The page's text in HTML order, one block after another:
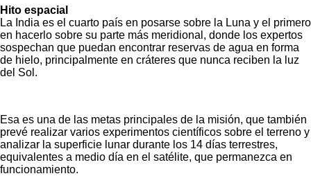
Hito espacial
La India es el cuarto país en posarse sobre la Luna y el primero
en hacerlo sobre su parte más meridional, donde los expertos
sospechan que puedan encontrar reservas de agua en forma
de hielo, principalmente en cráteres que nunca reciben la luz
del Sol.
Esa es una de las metas principales de la misión, que también
prevé realizar varios experimentos científicos sobre el terreno y
analizar la superficie lunar durante los 14 días terrestres,
equivalentes a medio día en el satélite, que permanezca en
funcionamiento.